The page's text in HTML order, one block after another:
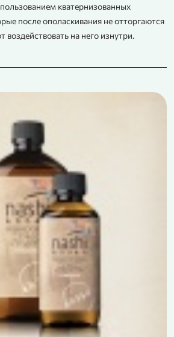
кватернизованных
после ополаскивания не отторгаются
на него изнутри.